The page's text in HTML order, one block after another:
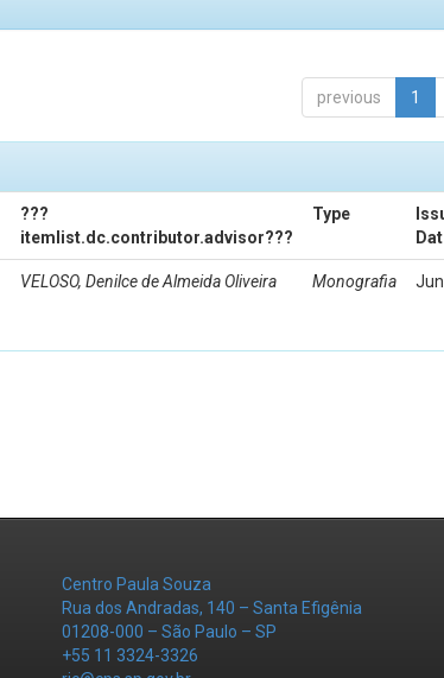
previous 1
???
itemlist.dc.contributor.advisor???
Type
VELOSO, Denilce de Almeida Oliveira Monografia
Centro Paula Souza
Rua dos Andradas, 140 – Santa Efigênia
01208-000 – São Paulo – SP
+55 11 3324-3326